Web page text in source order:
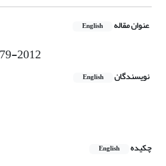
عنوان مقاله English
2012
نویسندگان English
چکیده
English